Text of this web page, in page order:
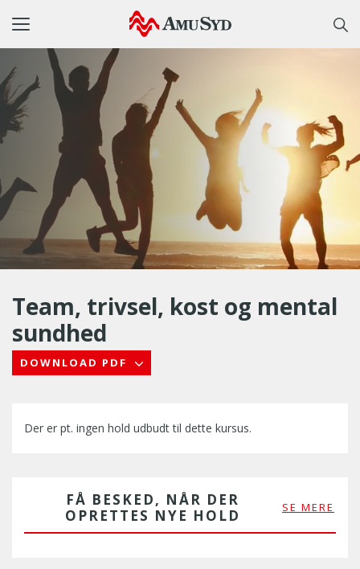
Toggle
Team, trivsel, kost og mental
sundhed
DOWNLOAD PDF
Der er pt. ingen hold udbudt til dette kursus.
FÅ BESKED, NÅR DER
OPRETTES NYE HOLD
SE MERE